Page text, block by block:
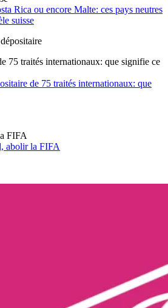
Rica ou encore Malte: ces pays neutres
suisse
75 traités internationaux: que signifie ce
de 75 traités internationaux: que
FIFA
abolir la FIFA